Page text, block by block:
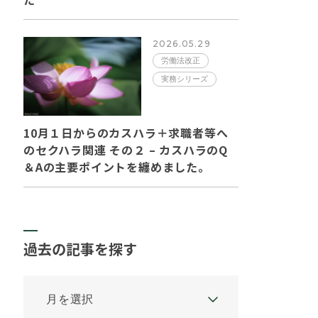
2026.05.29
労働法改正
実務シリーズ
10月１日からのカスハラ＋求職者等へ
のセクハラ関連 その２ – カスハラのQ
＆Aの主要ポイントを纏めました。
過去の記事を探す